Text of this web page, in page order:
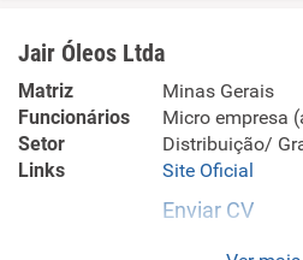
Jair Óleos Ltda
Matriz
Minas Gerais
Funcionários
Micro empresa
Setor
Distribuição/
Links
Site Oficial
Enviar CV